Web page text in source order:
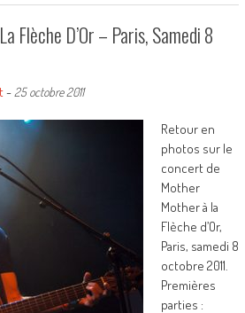
Flèche D’Or – Paris, Samedi 8
- 25 octobre 2011
Retour en
photos sur le
concert de
Mother
Mother à la
Flèche d’Or,
Paris, samedi 8
octobre 2011.
Premières
parties :